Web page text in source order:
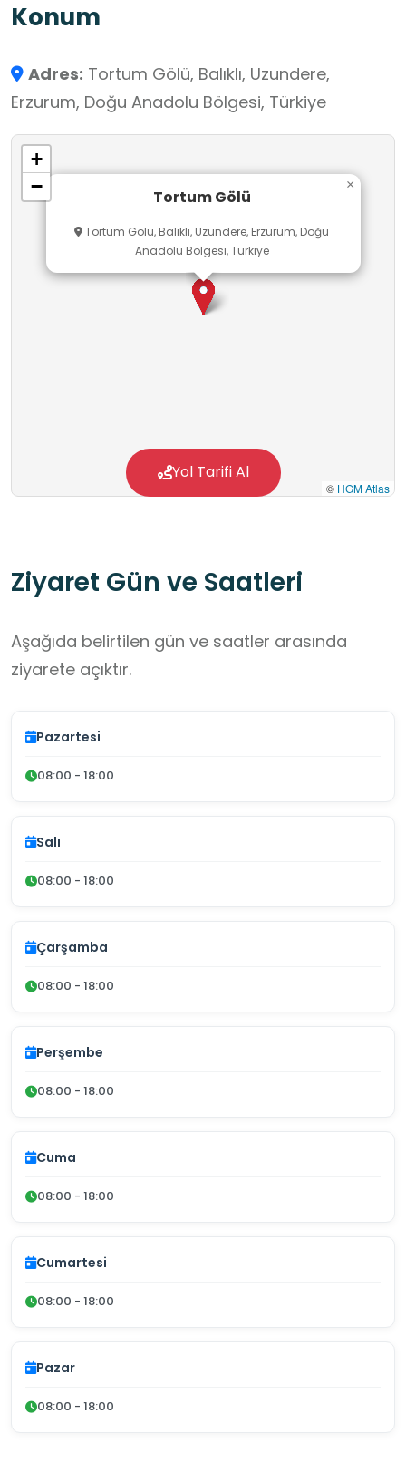
Konum
Adres: Tortum Gölü, Balıklı, Uzundere,
Erzurum, Doğu Anadolu Bölgesi, Türkiye
Tortum Gölü
Tortum Gölü, Balıklı, Uzundere, Erzurum, Doğu
Anadolu Bölgesi, Türkiye
×
+
−
© HGM Atlas
Yol Tarifi Al
Ziyaret Gün ve Saatleri
Aşağıda belirtilen gün ve saatler arasında
ziyarete açıktır.
Pazartesi
08:00 - 18:00
Salı
08:00 - 18:00
Çarşamba
08:00 - 18:00
Perşembe
08:00 - 18:00
Cuma
08:00 - 18:00
Cumartesi
08:00 - 18:00
Pazar
08:00 - 18:00